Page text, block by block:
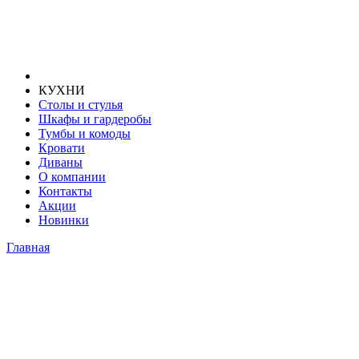
КУХНИ
Столы и стулья
Шкафы и гардеробы
Тумбы и комоды
Кровати
Диваны
О компании
Контакты
Акции
Новинки
Главная